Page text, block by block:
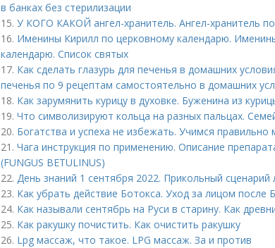
в банках без стерилизации
15. У КОГО КАКОЙ ангел-хранитель. Ангел-хранитель
16. Именины Кирилл по церковному календарю.
календарю. Список святых
17. Как сделать глазурь для печенья в домашних
печенья по 9 рецептам самостоятельно в домашних
18. Как зарумянить курицу в духовке. Буженина из
19. Что символизируют кольца на разных пальцах.
20. Богатства и успеха не избежать. Учимся
21. Чага инструкция по применению. Описание
(FUNGUS BETULINUS)
22. День знаний 1 сентября 2022. Прикольный сценарий
23. Как убрать действие Ботокса. Уход за лицом после
24. Как называли сентябрь на Руси в старину. Как
25. Как ракушку почистить. Как очистить ракушку
26. Lpg массаж, что такое. LPG массаж. За и против